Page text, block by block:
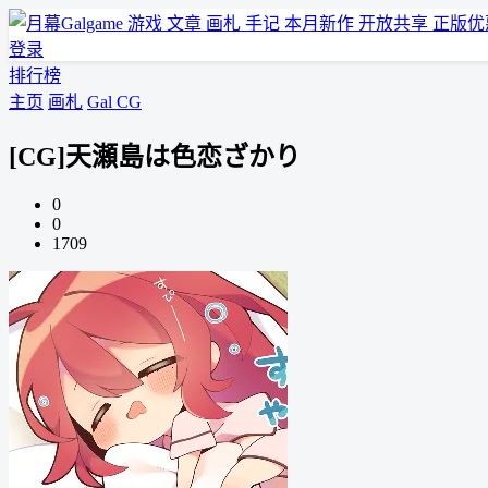
游戏 文章 画札 手记 本月新作 开放共享 正版
登录
排行榜
主页 画札 Gal CG
[CG]天瀬島は色恋ざかり
0
0
1709